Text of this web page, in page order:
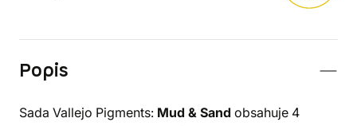
Popis
Sada Vallejo Pigments: Mud & Sand obsahuje 4